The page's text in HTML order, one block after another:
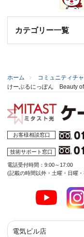
カテゴリー一覧
ホーム コミュニティチ
けーぶるにっぽん Beauty
お客様相談窓口
技術サポート窓口
電話受付時間：9:00～17:00
(記載の時間以外・土曜・日曜
電気ビル店